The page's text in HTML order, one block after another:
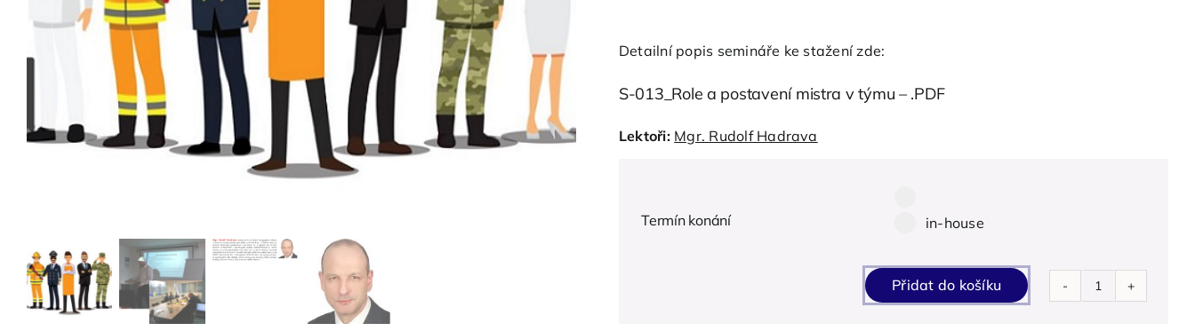
Detailní popis semináře ke stažení zde:
S-013_Role a postavení mistra v týmu – .PDF
Lektoři: Mgr. Rudolf Hadrava
Termín konání
in-house
in-house option for pa_termin
Role
Přidat do košíku